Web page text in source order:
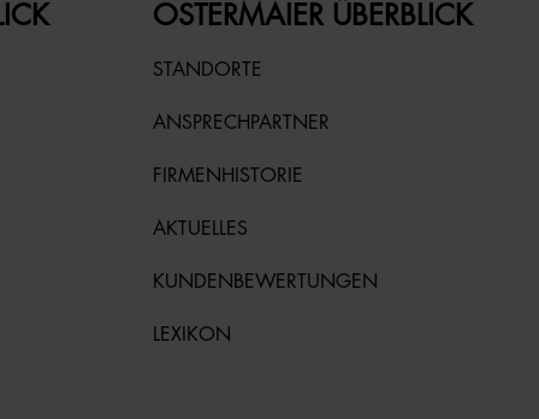
OSTERMAIER ÜBERBLICK
STANDORTE
ANSPRECHPARTNER
FIRMENHISTORIE
AKTUELLES
KUNDENBEWERTUNGEN
LEXIKON